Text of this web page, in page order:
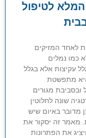
לטיפול
לאחד המזיקים
כמו נמלים
עקיצות אלא בגלל
מתפשטת
ובסביבת מגורים
שונה לחלוטין
מדובר באיום שיש
מאמר זה יסקור את
את הפתרונות